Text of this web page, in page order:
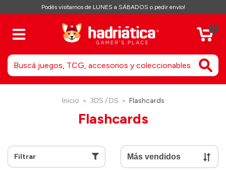
Podés visitarnos de LUNES a SÁBADOS o pedir envío!
0
Inicio > 3DS / DS > Flashcards
Flashcards
Filtrar